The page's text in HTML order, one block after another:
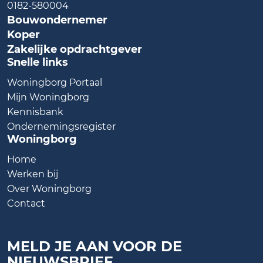
0182-580004
Bouwondernemer
Koper
Zakelijke opdrachtgever
Snelle links
Woningborg Portaal
Mijn Woningborg
Kennisbank
Ondernemingsregister
Woningborg
Home
Werken bij
Over Woningborg
Contact
MELD JE AAN VOOR DE